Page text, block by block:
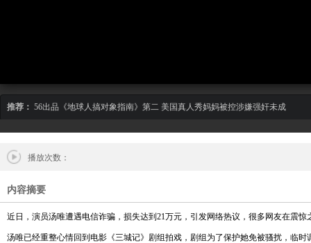
推荐： 56出品《地球人搞对象指南》第二 美国真人秀妈妈被控涉嫌强奸未成
播放次数：
内容摘要
近日，演员汤唯遭遇电信诈骗，损失达到21万元，引发网络热议，很多网友在震
汤唯已经重整心情回到电影《三城记》剧组拍戏，剧组为了保护她免被骚扰，临